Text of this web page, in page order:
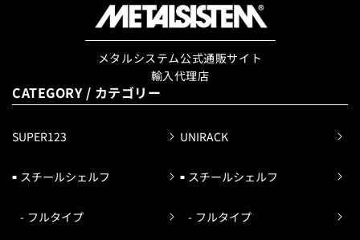
メタルシステム公式通販サイト
輸入代理店
CATEGORY / カテゴリー
SUPER123
スチールシェルフ
フルタイプ
UNIRACK
スチールシェルフ
フルタイプ